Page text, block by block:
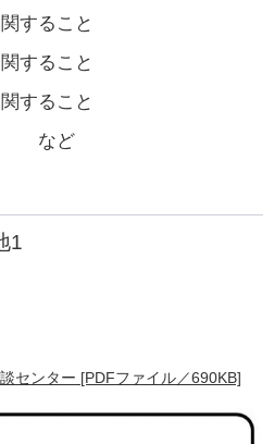
すること
すること
すること
と など
1
センター [PDFファイル／690KB]